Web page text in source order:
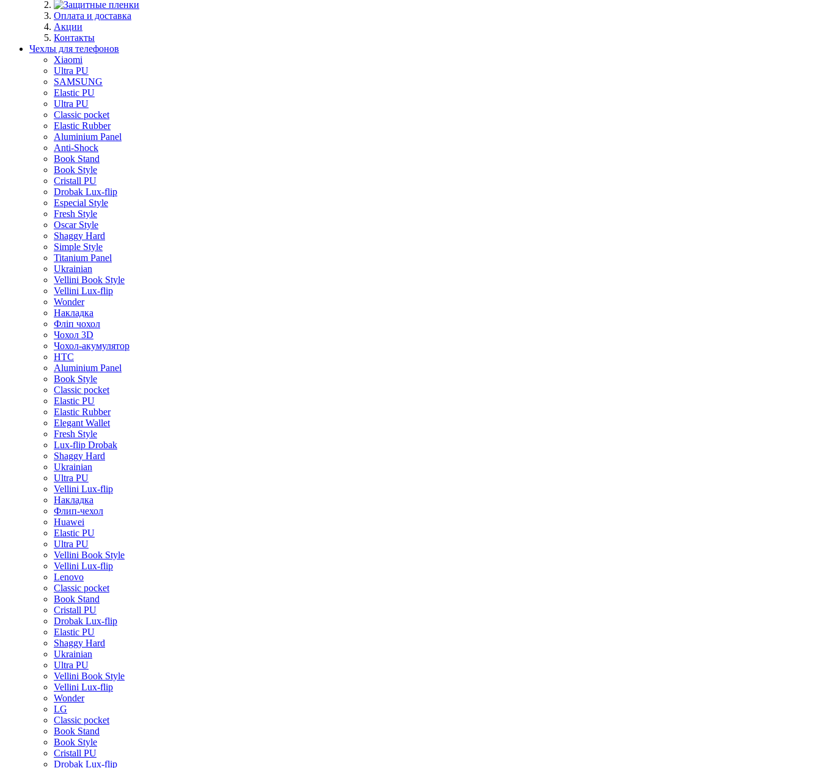
Оплата и доставка
Акции
Контакты
Чехлы для телефонов
Xiaomi
Ultra PU
SAMSUNG
Elastic PU
Ultra PU
Classic pocket
Elastic Rubber
Aluminium Panel
Anti-Shock
Book Stand
Book Style
Cristall PU
Drobak Lux-flip
Especial Style
Fresh Style
Oscar Style
Shaggy Hard
Simple Style
Titanium Panel
Ukrainian
Vellini Book Style
Vellini Lux-flip
Wonder
Накладка
Фліп чохол
Чохол 3D
Чохол-акумулятор
HTC
Aluminium Panel
Book Style
Classic pocket
Elastic PU
Elastic Rubber
Elegant Wallet
Fresh Style
Lux-flip Drobak
Shaggy Hard
Ukrainian
Ultra PU
Vellini Lux-flip
Накладка
Флип-чехол
Huawei
Elastic PU
Ultra PU
Vellini Book Style
Vellini Lux-flip
Lenovo
Classic pocket
Book Stand
Cristall PU
Drobak Lux-flip
Elastic PU
Shaggy Hard
Ukrainian
Ultra PU
Vellini Book Style
Vellini Lux-flip
Wonder
LG
Classic pocket
Book Stand
Book Style
Cristall PU
Drobak Lux-flip